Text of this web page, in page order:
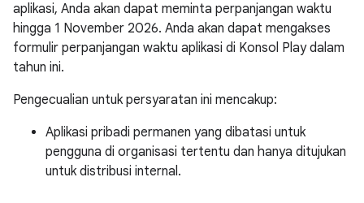
aplikasi, Anda akan dapat meminta perpanjangan waktu
hingga 1 November 2026. Anda akan dapat mengakses
formulir perpanjangan waktu aplikasi di Konsol Play dalam
tahun ini.
Pengecualian untuk persyaratan ini mencakup:
Aplikasi pribadi permanen yang dibatasi untuk
pengguna di organisasi tertentu dan hanya ditujukan
untuk distribusi internal.